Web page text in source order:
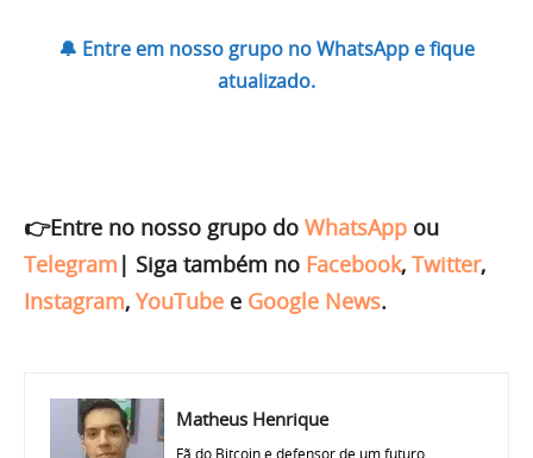
🔔 Entre em nosso grupo no WhatsApp e fique
atualizado.
👉Entre no nosso grupo do WhatsApp ou
Telegram | Siga também no Facebook, Twitter,
Instagram, YouTube e Google News.
Matheus Henrique
Fã do Bitcoin e defensor de um futuro